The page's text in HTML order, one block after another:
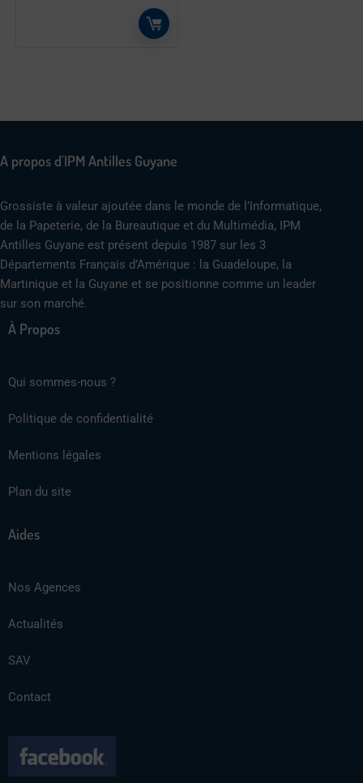
A propos d'IPM Antilles Guyane
Grossiste à valeur ajoutée dans le monde de l’Informatique,
de la Papeterie, de la Bureautique et du Multimédia, IPM
Antilles Guyane est présent depuis 1987 sur les 3
Départements Français d’Amérique : la Guadeloupe, la
Martinique et la Guyane et se positionne comme un leader
sur son marché.
À Propos
Qui sommes-nous ?
Politique de confidentialité
Mentions légales
Plan du site
Aides
Nos Agences
Actualités
SAV
Contact